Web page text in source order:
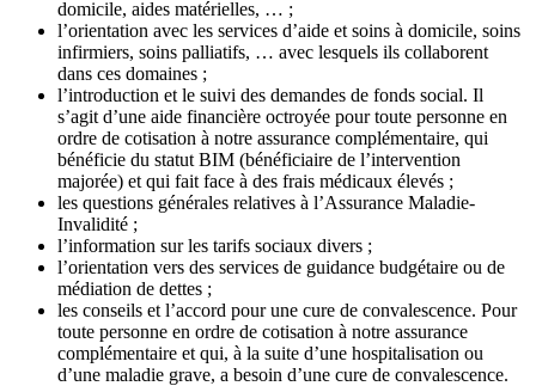
domicile, aides matérielles, … ;
l’orientation avec les services d’aide et soins à domicile, soins
infirmiers, soins palliatifs, … avec lesquels ils collaborent
dans ces domaines ;
l’introduction et le suivi des demandes de fonds social. Il
s’agit d’une aide financière octroyée pour toute personne en
ordre de cotisation à notre assurance complémentaire, qui
bénéficie du statut BIM (bénéficiaire de l’intervention
majorée) et qui fait face à des frais médicaux élevés ;
les questions générales relatives à l’Assurance Maladie-
Invalidité ;
l’information sur les tarifs sociaux divers ;
l’orientation vers des services de guidance budgétaire ou de
médiation de dettes ;
les conseils et l’accord pour une cure de convalescence. Pour
toute personne en ordre de cotisation à notre assurance
complémentaire et qui, à la suite d’une hospitalisation ou
d’une maladie grave, a besoin d’une cure de convalescence.